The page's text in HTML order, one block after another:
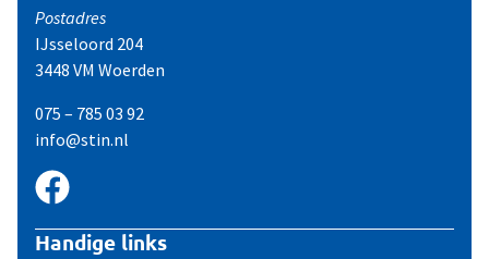
Postadres
IJsseloord 204
3448 VM Woerden
075 – 785 03 92
info@stin.nl
Handige links